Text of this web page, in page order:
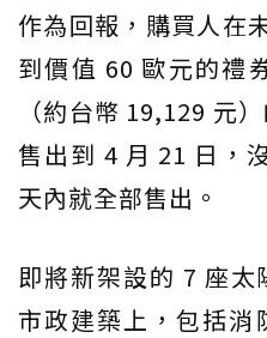
作為回報，購買人在
到價值 60 歐元的禮
（約台幣 19,129 元
售出到 4 月 21 日，
天內就全部售出。
即將新架設的 7 座
市政建築上，包括消